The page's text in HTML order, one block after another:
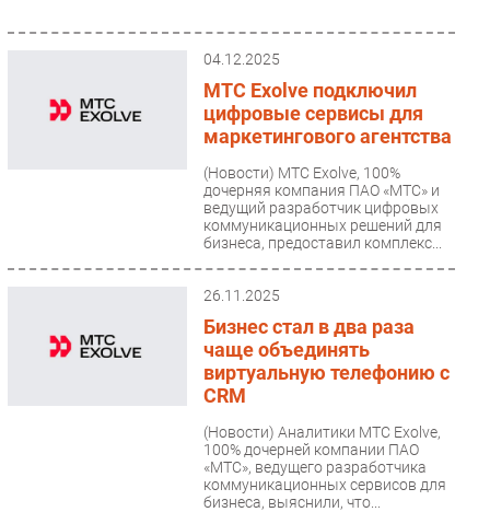
Торговые сети
Безопасность
04.12.2025
МТС Exolve подключил
цифровые сервисы для
маркетингового агентства
(Новости) МТС Exolve, 100%
дочерняя компания ПАО «МТС» и
ведущий разработчик цифровых
коммуникационных решений для
бизнеса, предоставил комплекс...
26.11.2025
Бизнес стал в два раза
чаще объединять
виртуальную телефонию с
CRM
(Новости) Аналитики МТС Exolve,
100% дочерней компании ПАО
«МТС», ведущего разработчика
коммуникационных сервисов для
бизнеса, выяснили, что...